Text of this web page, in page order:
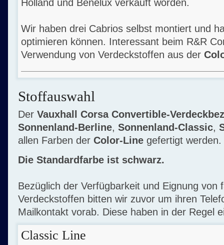
Holland und Benelux verkauft worden.
Wir haben drei Cabrios selbst montiert und
optimieren können. Interessant beim R&R
Verwendung von Verdeckstoffen aus der
Stoffauswahl
Der Vauxhall Corsa Convertible-
Sonnenland-Berline, Sonnenland-Classic,
allen Farben der Color-Line gefertigt werden.
Die Standardfarbe ist schwarz.
Bezüglich der Verfügbarkeit und Eignung von
Verdeckstoffen bitten wir zuvor um ihren
Mailkontakt vorab. Diese haben in der Regel
Classic Line